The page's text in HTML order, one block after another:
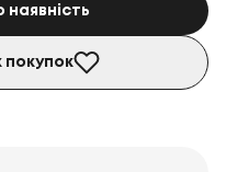
наявність
покупок